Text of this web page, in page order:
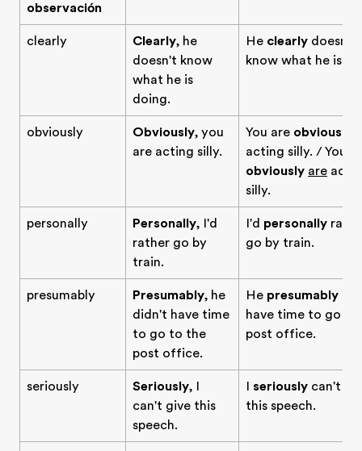
observación
clearly Clearly, he
doesn't know
what he is
doing.
He clearly doesn't
know what he is
obviously Obviously, you
are acting silly.
You are obviously
acting silly. / You
obviously are
silly.
personally Personally, I'd
rather go by
train.
I'd personally
go by train.
presumably Presumably, he
didn't have time
to go to the
post office.
He presumably
have time to go to
post office.
seriously Seriously, I
can't give this
speech.
I seriously can't
this speech.